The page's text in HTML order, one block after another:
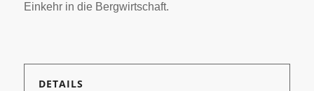
Einkehr in die Bergwirtschaft.
DETAILS